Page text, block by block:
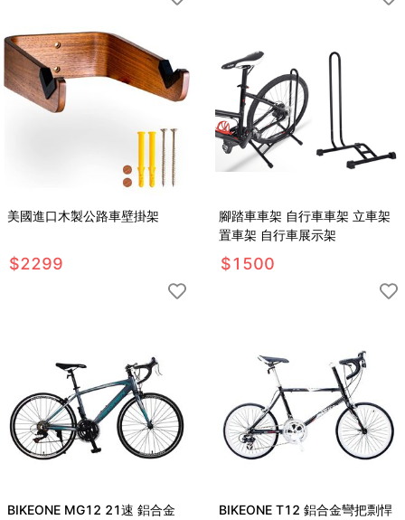
美國進口木製公路車壁掛架
$2299
腳踏車車架 自行車車架 立車架
置車架 自行車展示架
$1500
BIKEONE MG12 21速 鋁合金
BIKEONE T12 鋁合金彎把剽悍